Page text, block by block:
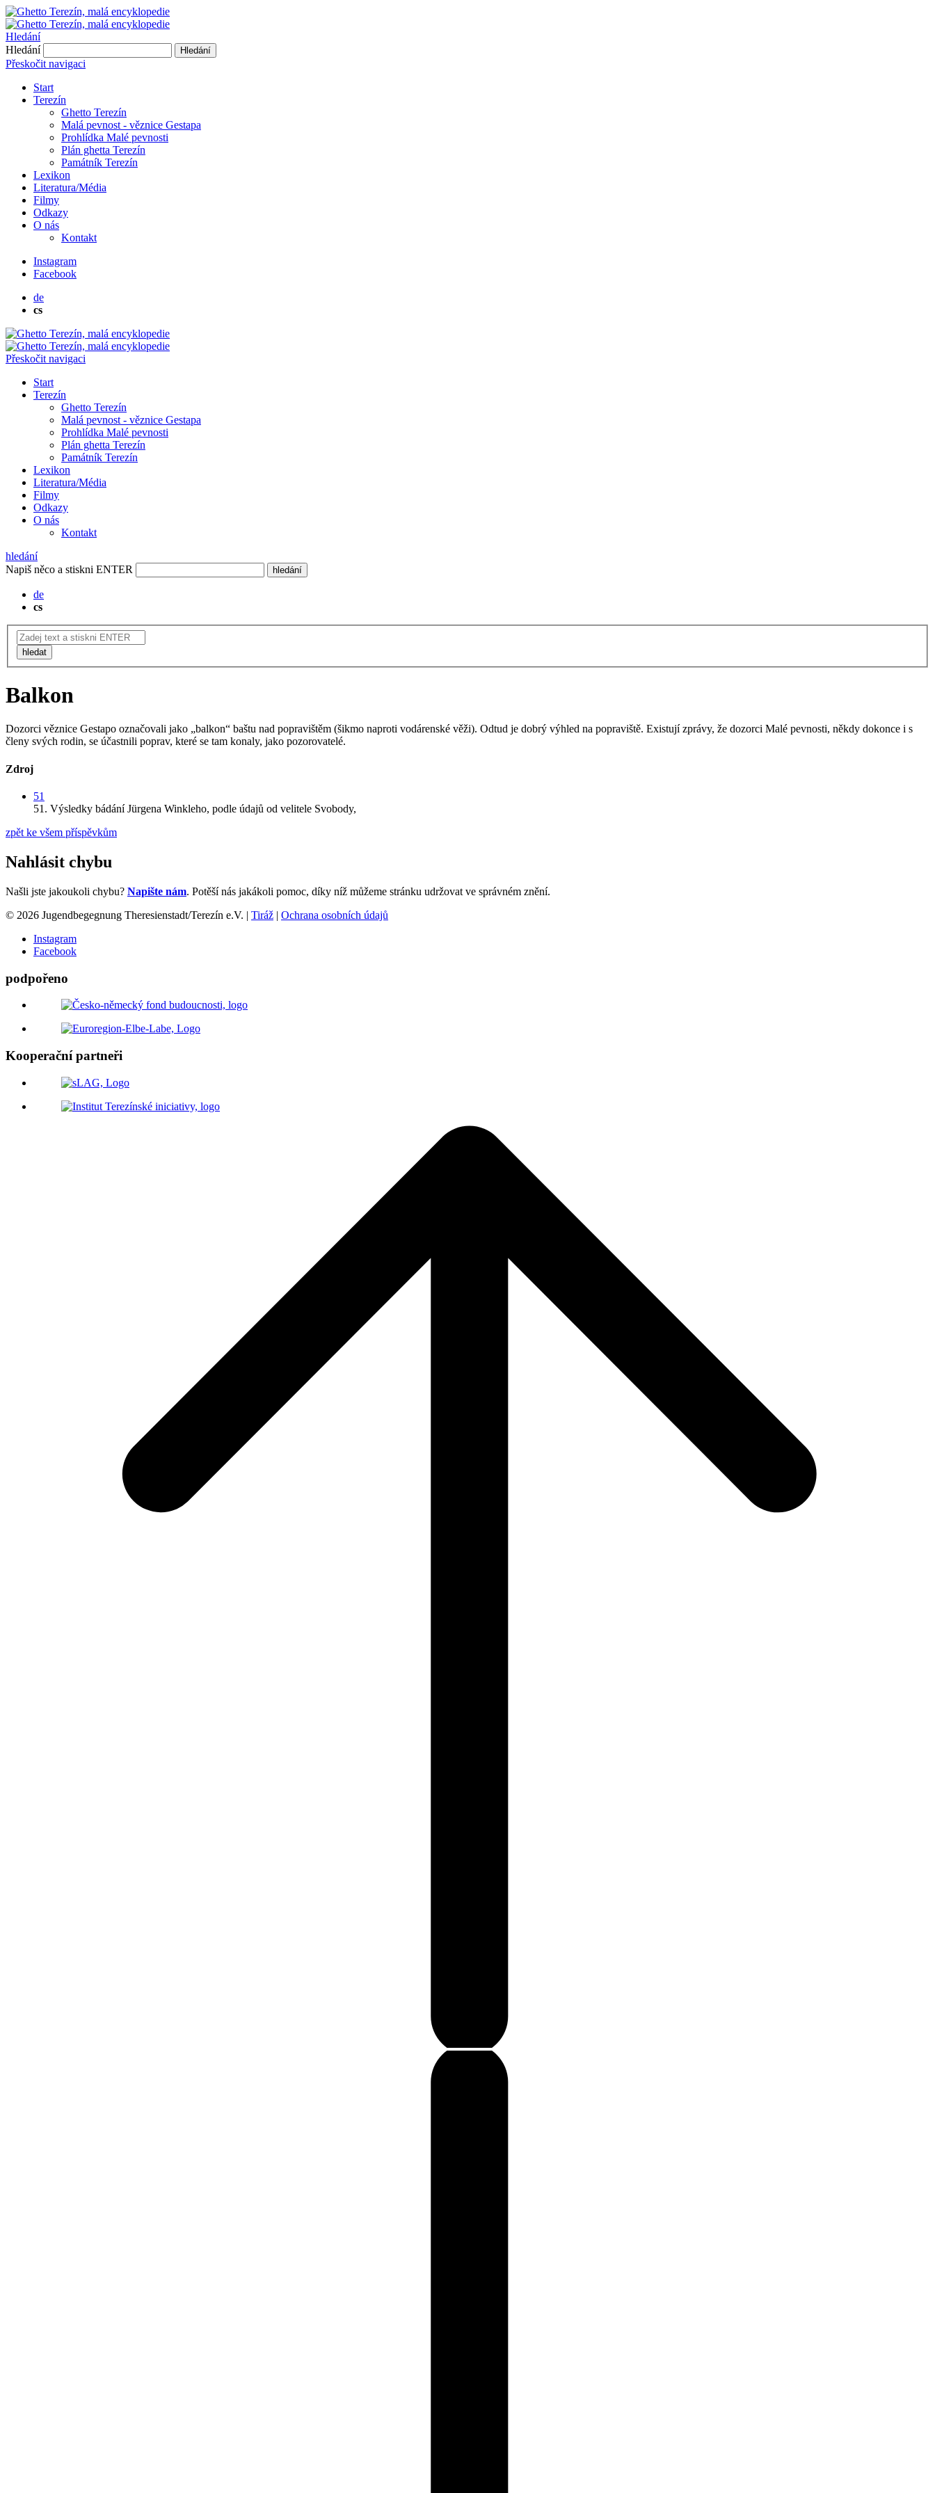
Hledání
Hledání
Hledání
Přeskočit navigaci
Start
Terezín
Ghetto Terezín
Malá pevnost - věznice Gestapa
Prohlídka Malé pevnosti
Plán ghetta Terezín
Památník Terezín
Lexikon
Literatura/Média
Filmy
Odkazy
O nás
Kontakt
Instagram
Facebook
de
cs
Přeskočit navigaci
Start
Terezín
Ghetto Terezín
Malá pevnost - věznice Gestapa
Prohlídka Malé pevnosti
Plán ghetta Terezín
Památník Terezín
Lexikon
Literatura/Média
Filmy
Odkazy
O nás
Kontakt
hledání
Napiš něco a stiskni ENTER
hledání
de
cs
hledat
Balkon
Dozorci věznice Gestapo označovali jako „balkon“ baštu nad popravištěm (šikmo naproti vodárenské věži). Odtud je dobrý výhled na popraviště. Existují zprávy, že dozorci Malé pevnosti, někdy dokonce i s
členy svých rodin, se účastnili poprav, které se tam konaly, jako pozorovatelé.
Zdroj
51
51. Výsledky bádání Jürgena Winkleho, podle údajů od velitele Svobody,
zpět ke všem příspěvkům
Nahlásit chybu
Našli jste jakoukoli chybu? Napište nám. Potěší nás jakákoli pomoc, díky níž můžeme stránku udržovat ve správném znění.
© 2026 Jugendbegegnung Theresienstadt/Terezín e.V. | Tiráž | Ochrana osobních údajů
Instagram
Facebook
podpořeno
Kooperační partneři